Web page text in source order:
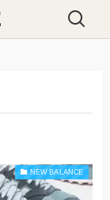
NEW BALANCE